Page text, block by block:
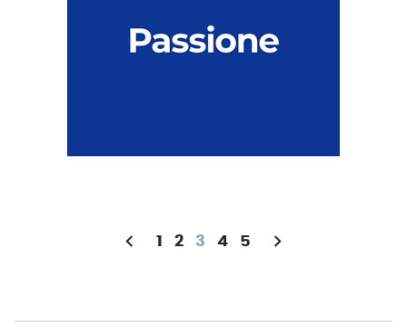
chevron_left 1 2 3 4 5 chevron_right